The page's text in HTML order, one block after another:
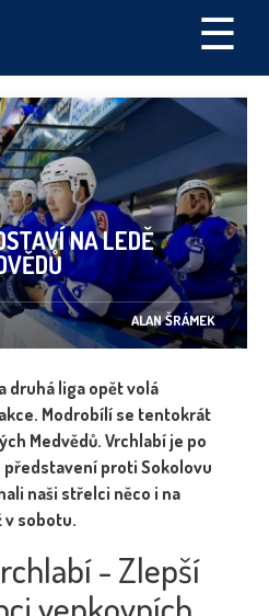
☰
NA LEDĚ
ALAN ŠRÁMEK
druhá liga opět volá
Modrobílí se tentokrát
Medvědů. Vrchlabí je po
proti Sokolovu
naši střelci něco i na
v sobotu.
- Zlepší